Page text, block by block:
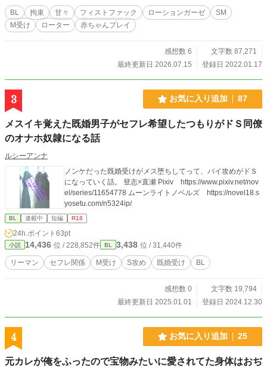
BL 拘束 甘々 フィストファック ローションガーゼ
SM
M受け
ローター 赤ちゃんプレイ
感想数 6
文字数 87,271
最終更新日 2026.07.15
登録日 2022.01.17
3 お気に入り追加 87
メスイキ覚えた既婚男子がセフレ希望したつもりがドＳ同僚
のオナホ奴隷になる話
ルシーアンナ
ノンケだった既婚受けがメス堕ちしてって、バイ攻めがドＳ
になっていく話。 登志×直瀬 Pixiv https://www.pixiv.net/nov
el/series/11654778 ムーンライトノベルズ https://novel18.s
yosetu.com/n5324ip/
BL 連載中 短編 R18
24h.ポイント 63pt
小説 14,436 位 / 228,852件 BL 3,438 位 / 31,440件
リーマン セフレ関係 M受け S攻め 既婚受け BL
感想数 0
文字数 19,794
最終更新日 2025.01.01
登録日 2024.12.30
4 お気に入り追加 25
元カレが俺をふったので宝物みたいに愛されてた身体はおぢ